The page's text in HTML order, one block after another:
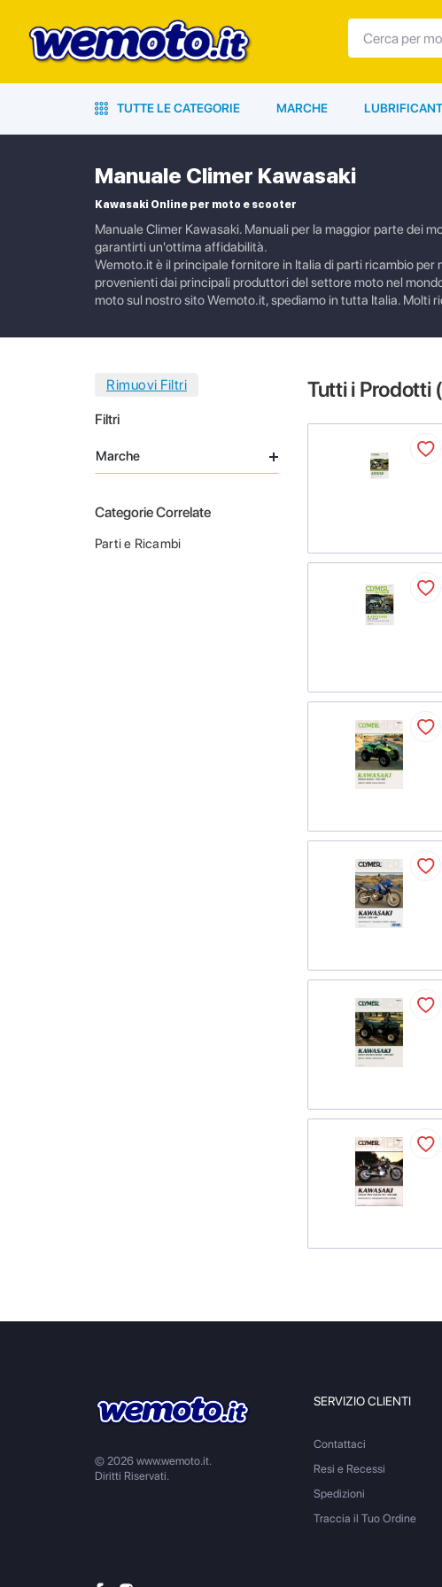
TUTTE LE CATEGORIE MARCHE
Manuale Climer Kawasaki
Kawasaki Online per moto e scooter
Manuale Climer Kawasaki. Manuali per la maggior parte dei
garantirti un'ottima affidabilità.
Wemoto.it è il principale fornitore in Italia di parti ricambio per
provenienti dai principali produttori del settore moto nel
moto sul nostro sito Wemoto.it, spediamo in tutta Italia. Molti
Filtri
Marche
Categorie Correlate
Parti e Ricambi
Tutti i Prodotti (
© 2026 www.wemoto.it.
Diritti Riservati.
SERVIZIO CLIENTI
Contattaci
Resi e Recessi
Spedizioni
Traccia il Tuo Ordine